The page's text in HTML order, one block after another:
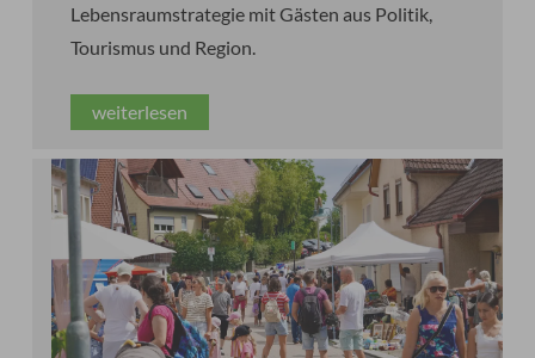
Lebensraumstrategie mit Gästen aus Politik,
Tourismus und Region.
weiterlesen